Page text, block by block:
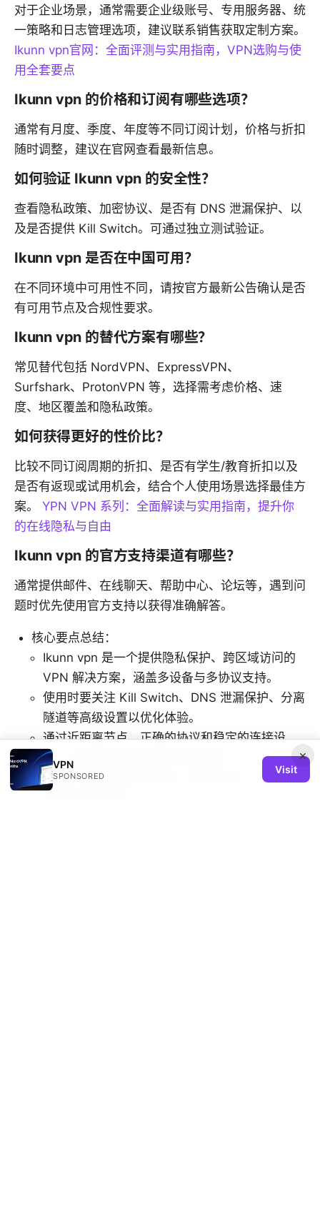
对于企业场景，通常需要企业级账号、专用服务器、统
一策略和日志管理选项，建议联系销售获取定制方案。
Ikunn vpn官网：全面评测与实用指南，VPN选购与使
用全套要点
Ikunn vpn 的价格和订阅有哪些选项？
通常有月度、季度、年度等不同订阅计划，价格与折扣
随时调整，建议在官网查看最新信息。
如何验证 Ikunn vpn 的安全性？
查看隐私政策、加密协议、是否有 DNS 泄漏保护、以
及是否提供 Kill Switch。可通过独立测试验证。
Ikunn vpn 是否在中国可用？
在不同环境中可用性不同，请按官方最新公告确认是否
有可用节点及合规性要求。
Ikunn vpn 的替代方案有哪些？
常见替代包括 NordVPN、ExpressVPN、
Surfshark、ProtonVPN 等，选择需考虑价格、速
度、地区覆盖和隐私政策。
如何获得更好的性价比？
比较不同订阅周期的折扣、是否有学生/教育折扣以及
是否有返现或试用机会，结合个人使用场景选择最佳方
案。 YPN VPN 系列：全面解读与实用指南，提升你
的在线隐私与自由
Ikunn vpn 的官方支持渠道有哪些？
通常提供邮件、在线聊天、帮助中心、论坛等，遇到问
题时优先使用官方支持以获得准确解答。
核心要点总结：
Ikunn vpn 是一个提供隐私保护、跨区域访问的
VPN 解决方案，涵盖多设备与多协议支持。
使用时要关注 Kill Switch、DNS 泄漏保护、分离
隧道等高级设置以优化体验。
通过近距离节点、正确的协议和稳定的连接设
置，可以获得更好的速度与稳定性。
定期评估隐私政策与更新，确保符合个人与所在
×
VPN
SPONSORED
Visit